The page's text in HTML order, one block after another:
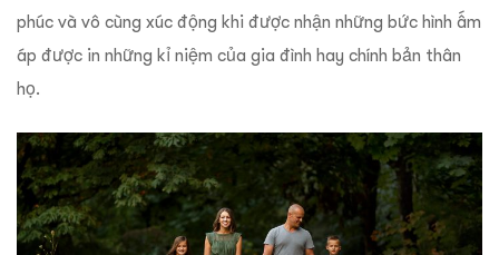
phúc và vô cùng xúc động khi được nhận những bức hình ấm
áp được in những kỉ niệm của gia đình hay chính bản thân
họ.